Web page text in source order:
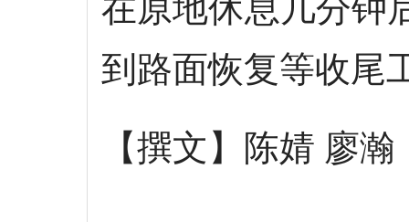
在原地休息几分钟
到路面恢复等收尾
【撰文】陈婧 廖瀚